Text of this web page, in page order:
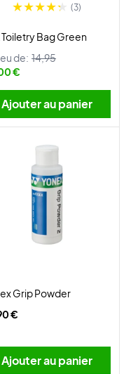
(3)
Toiletry Bag Green
de: 14,95
€
Ajouter au panier
Grip Powder
€
Ajouter au panier